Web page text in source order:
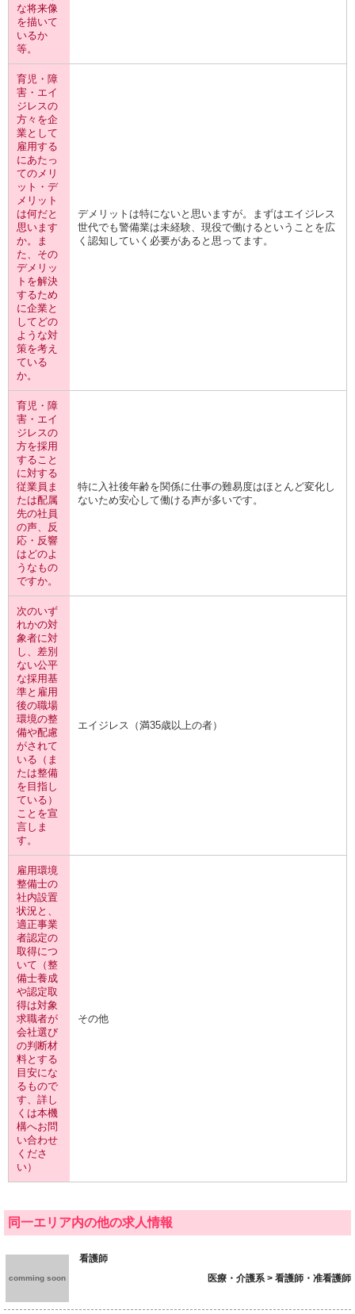
な将来像
を描いて
いるか
等。
育児・障
害・エイ
ジレスの
方々を企
業として
雇用する
にあたっ
てのメリ
ット・デ
メリット
は何だと
思います
か。ま
た、その
デメリッ
トを解決
するため
に企業と
してどの
ような対
策を考え
ている
か。
デメリットは特にないと思いますが。まずはエイジレス
世代でも警備業は未経験、現役で働けるということを広
く認知していく必要があると思ってます。
育児・障
害・エイ
ジレスの
方を採用
すること
に対する
従業員ま
たは配属
先の社員
の声、反
応・反響
はどのよ
うなもの
ですか。
特に入社後年齢を関係に仕事の難易度はほとんど変化し
ないため安心して働ける声が多いです。
次のいず
れかの対
象者に対
し、差別
ない公平
な採用基
準と雇用
後の職場
環境の整
備や配慮
がされて
いる（ま
たは整備
を目指し
ている）
ことを宣
言しま
す。
エイジレス（満35歳以上の者）
雇用環境
整備士の
社内設置
状況と、
適正事業
者認定の
取得につ
いて（整
備士養成
や認定取
得は対象
求職者が
会社選び
の判断材
料とする
目安にな
るもので
す、詳し
くは本機
構へお問
い合わせ
くださ
い）
その他
同一エリア内の他の求人情報
comming soon
看護師
医療・介護系 > 看護師・准看護師